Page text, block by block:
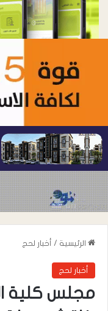
الرئيسية / أخبار لحج
أخبار لحج
مجلس كلية